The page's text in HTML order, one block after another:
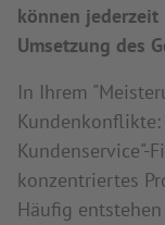
können
Umsetzung des
In Ihrem
Kundenservice"-
konzentriertes
Häufig